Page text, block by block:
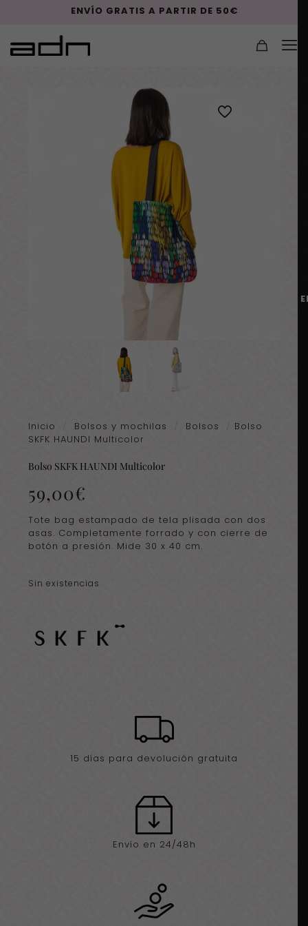
ENVÍO GRATIS A PARTIR DE 50€
Inicio Bolsos y mochilas Bolsos
Bolso
SKFK HAUNDI Multicolor
Bolso SKFK HAUNDI Multicolor
59,00€
Tote bag estampado de tela plisada con dos
asas. Completamente forrado y con cierre de
botón a presión. Mide 30 x 40 cm.
Sin existencias
15 días para devolución gratuita
Envío en 24/48h